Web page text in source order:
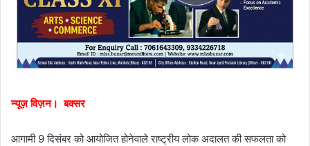
न्यूज़ विज़न। बक्सर
आगामी 9 दिसंबर को आयोजित होनेवाले राष्ट्रीय लोक अदालत की सफलता को